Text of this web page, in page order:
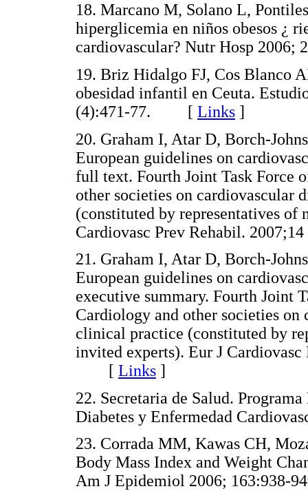
18. Marcano M, Solano L,
hiperglicemia en niños obesos ¿
cardiovascular? Nutr Hosp
19. Briz Hidalgo FJ, Cos Blanco
obesidad infantil en Ceuta.
(4):471-77. [ Links ]
20. Graham I, Atar D, Borch-
European guidelines on
full text. Fourth Joint Task Force
other societies on cardiovascular
(constituted by representatives of
Cardiovasc Prev Rehabil.
21. Graham I, Atar D, Borch-
European guidelines on
executive summary. Fourth Joint
Cardiology and other societies on
clinical practice (constituted by
invited experts). Eur J
[ Links ]
22. Secretaria de Salud.
Diabetes y Enfermedad
23. Corrada MM, Kawas CH,
Body Mass Index and Weight
Am J Epidemiol 2006;